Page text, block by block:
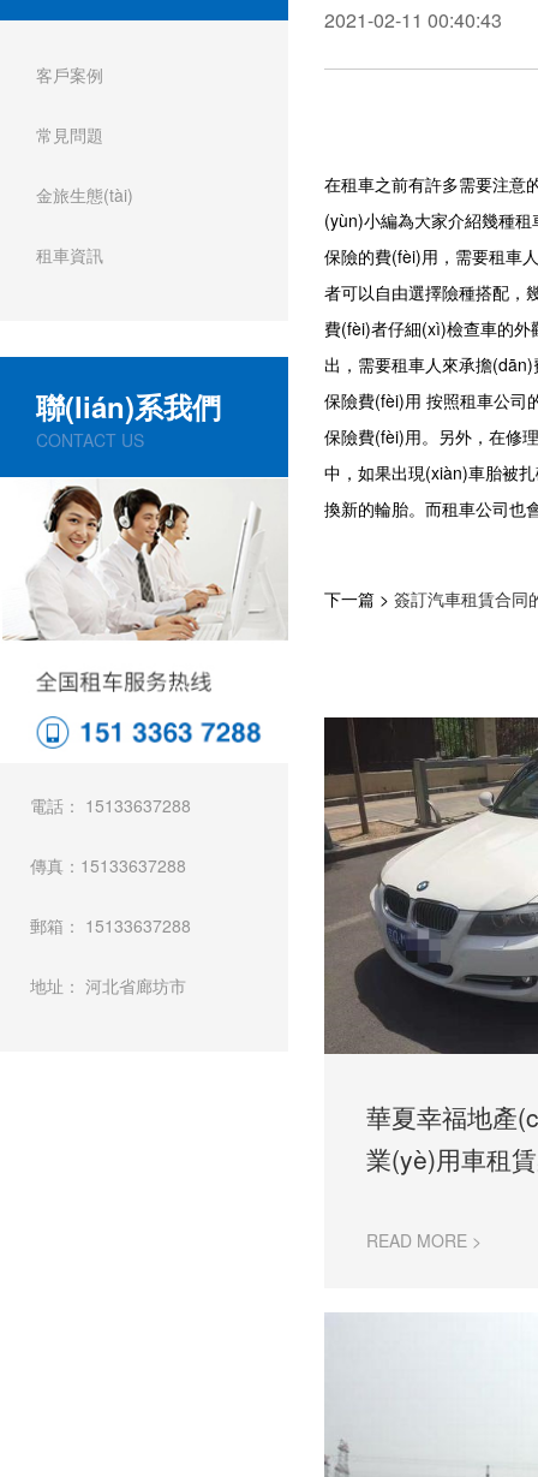
客戶案例
常見問題
金旅生態(tài)
租車資訊
聯(lián)系我們
CONTACT US
電話： 15133637288
傳真：15133637288
郵箱： 15133637288
地址： 河北省廊坊市
2021-02-11 00:40:43
在租車之前有許多需要注意的
(yùn)小編為大家介紹幾種租
保險的費(fèi)用，需要租車
者可以自由選擇險種搭配，
費(fèi)者仔細(xì)檢查車的外
出，需要租車人來承擔(dān)費
保險費(fèi)用 按照租車公司
保險費(fèi)用。另外，在
中，如果出現(xiàn)車胎被
換新的輪胎。而租車公司也會
下一篇 > 簽訂汽車租賃合同
華夏幸福地產
業(yè)用車租
READ MORE >